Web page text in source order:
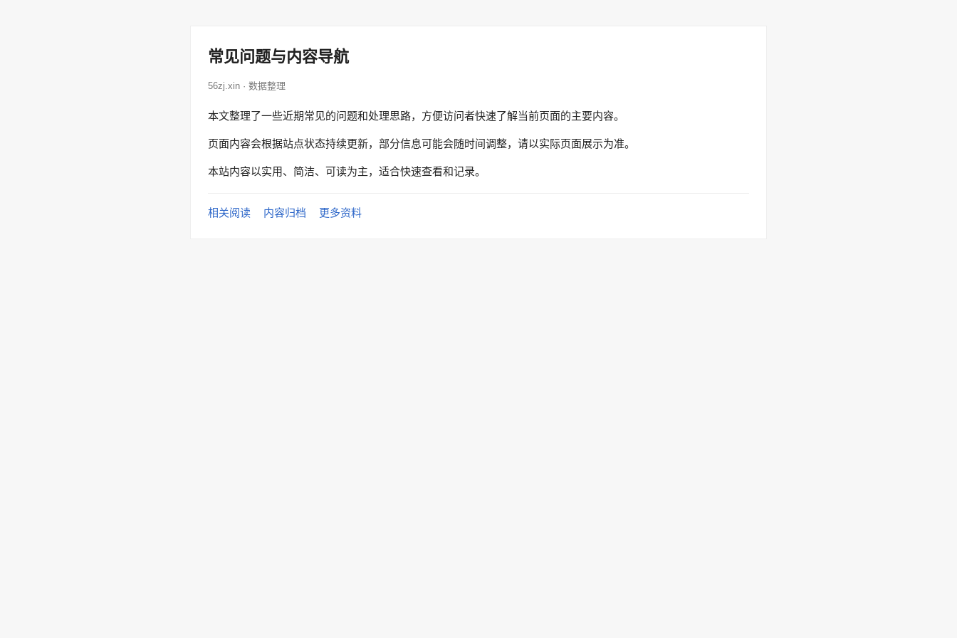
常见问题与内容导航
56zj.xin · 数据整理
本文整理了一些近期常见的问题和处理思路，方便访问者快速了解当前页面的主要内容。
页面内容会根据站点状态持续更新，部分信息可能会随时间调整，请以实际页面展示为准。
本站内容以实用、简洁、可读为主，适合快速查看和记录。
相关阅读 内容归档 更多资料